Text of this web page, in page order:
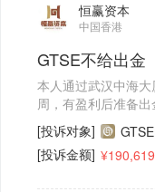
恒赢资本
中国香港
GTSE不给出金
本人通过武汉中海
周，有盈利后准备
用的无耻平台，大家
[投诉对象]
[投诉金额]